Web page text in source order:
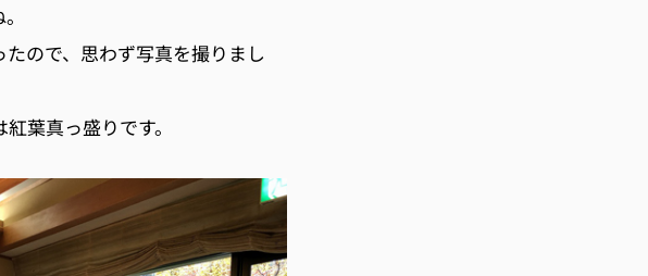
ので、思わず写真を撮りまし
葉真っ盛りです。